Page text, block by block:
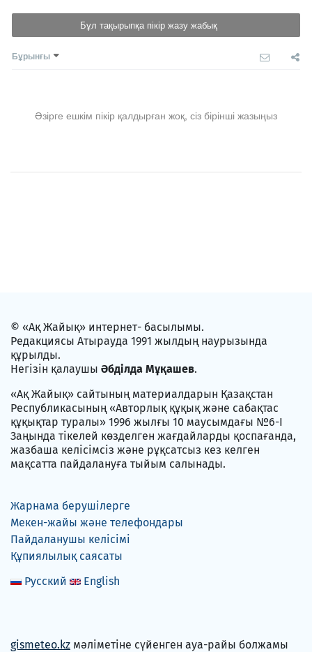
Бұл тақырыпқа пікір жазу жабық
Бұрынғы
Әзірге ешкім пікір қалдырған жоқ, сіз бірінші жазыңыз
© «Ақ Жайық» интернет- басылымы.
Редакциясы Атырауда 1991 жылдың наурызында
құрылды.
Негізін қалаушы Әбділда Мұқашев.
«Ақ Жайық» сайтының материалдарын Қазақстан
Республикасының «Авторлық құқық және сабақтас
құқықтар туралы» 1996 жылғы 10 маусымдағы №6-I
Заңында тікелей көзделген жағдайларды қоспағанда,
жазбаша келісімсіз және рұқсатсыз кез келген
мақсатта пайдалануға тыйым салынады.
Жарнама берушілерге
Мекен-жайы және телефондары
Пайдаланушы келісімі
Құпиялылық саясаты
Русский
English
gismeteo.kz мәліметіне сүйенген ауа-райы болжамы